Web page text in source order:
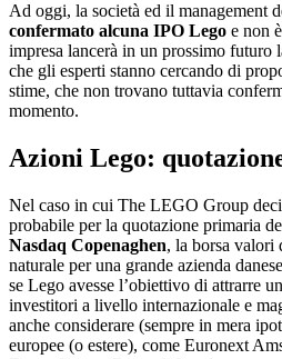
Ad oggi, la società ed il management
confermato alcuna IPO Lego e non
impresa lancerà in un prossimo futuro
che gli esperti stanno cercando di
stime, che non trovano tuttavia
momento.
Azioni Lego:
Nel caso in cui The LEGO Group
probabile per la quotazione primaria
Nasdaq Copenaghen, la borsa valori
naturale per una grande azienda
se Lego avesse l’obiettivo di attrarre
investitori a livello internazionale e
anche considerare (sempre in mera
europee (o estere), come Euronext